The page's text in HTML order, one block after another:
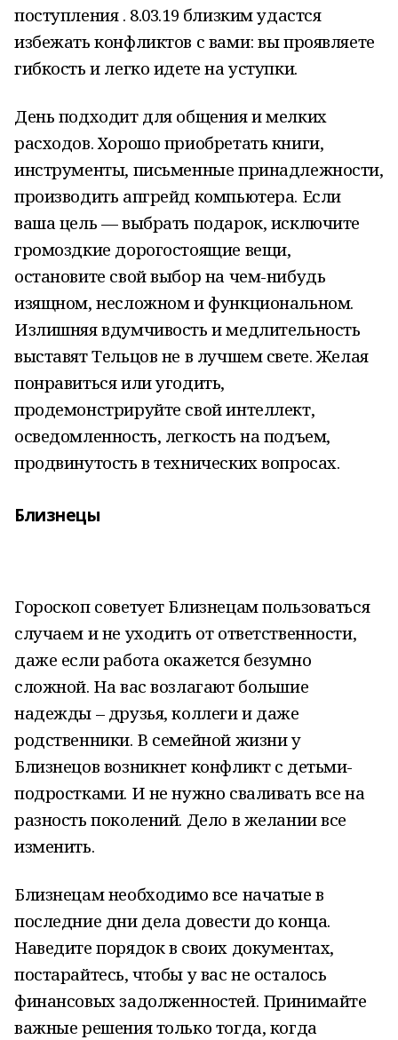
поступления . 8.03.19 близким удастся
избежать конфликтов с вами: вы проявляете
гибкость и легко идете на уступки.
День подходит для общения и мелких
расходов. Хорошо приобретать книги,
инструменты, письменные принадлежности,
производить апгрейд компьютера. Если
ваша цель — выбрать подарок, исключите
громоздкие дорогостоящие вещи,
остановите свой выбор на чем-нибудь
изящном, несложном и функциональном.
Излишняя вдумчивость и медлительность
выставят Тельцов не в лучшем свете. Желая
понравиться или угодить,
продемонстрируйте свой интеллект,
осведомленность, легкость на подъем,
продвинутость в технических вопросах.
Близнецы
Гороскоп советует Близнецам пользоваться
случаем и не уходить от ответственности,
даже если работа окажется безумно
сложной. На вас возлагают большие
надежды – друзья, коллеги и даже
родственники. В семейной жизни у
Близнецов возникнет конфликт с детьми-
подростками. И не нужно сваливать все на
разность поколений. Дело в желании все
изменить.
Близнецам необходимо все начатые в
последние дни дела довести до конца.
Наведите порядок в своих документах,
постарайтесь, чтобы у вас не осталось
финансовых задолженностей. Принимайте
важные решения только тогда, когда